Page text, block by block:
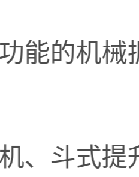
能的机械
、斗式提